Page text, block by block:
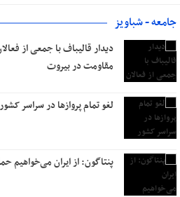
جامعه - شباویز
دیدار قالیباف با جمعی از
مقاومت در بیروت
لغو تمام پروازها در سراسر
پنتاگون: از ایران می‌خواهیم